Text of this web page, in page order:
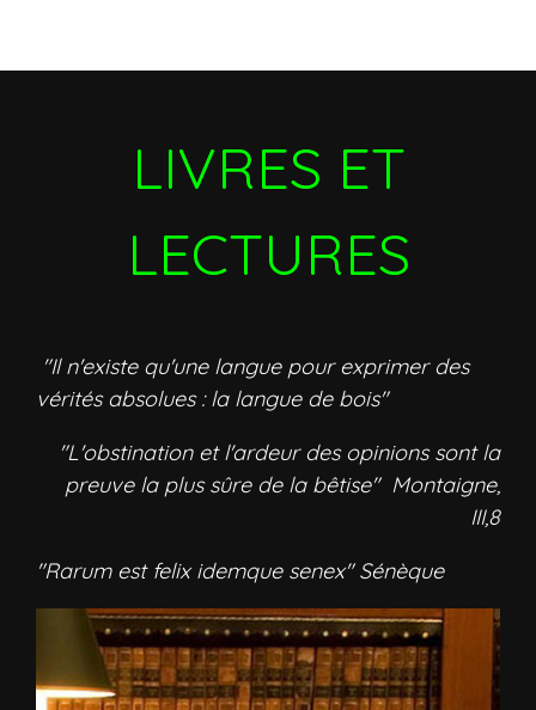
LIVRES ET
LECTURES
"Il n'existe qu'une langue pour exprimer des
vérités absolues : la langue de bois"
"L'obstination et l'ardeur des opinions sont la
preuve la plus sûre de la bêtise" Montaigne,
III,8
"Rarum est felix idemque senex" Sénèque